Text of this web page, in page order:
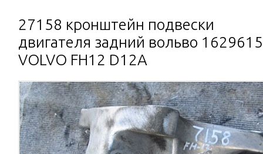
27158 кронштейн подвески
двигателя задний вольво 1629615
VOLVO FH12 D12A